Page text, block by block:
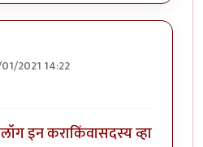
2021 14:22
लक्षणे सुस्पष्ट
लॉग इन कराकिंवासदस्य व्हा